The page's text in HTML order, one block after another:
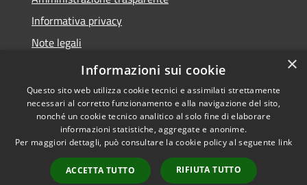
Informativa privacy
Note legali
Dichiarazione di accessibilità
Accessibilità
Copyright © 2026 • Comune di
Offida • Powered by
Municipium•
Accesso
×
Informazioni sui cookie
Questo sito web utilizza cookie tecnici e assimilati strettamente
necessari al corretto funzionamento e alla navigazione del sito,
nonché un cookie tecnico analitico al solo fine di elaborare
informazioni statistiche, aggregate e anonime.
Per maggiori dettagli, può consultare la cookie policy al seguente link
ACCETTA TUTTO RIFIUTA TUTTO